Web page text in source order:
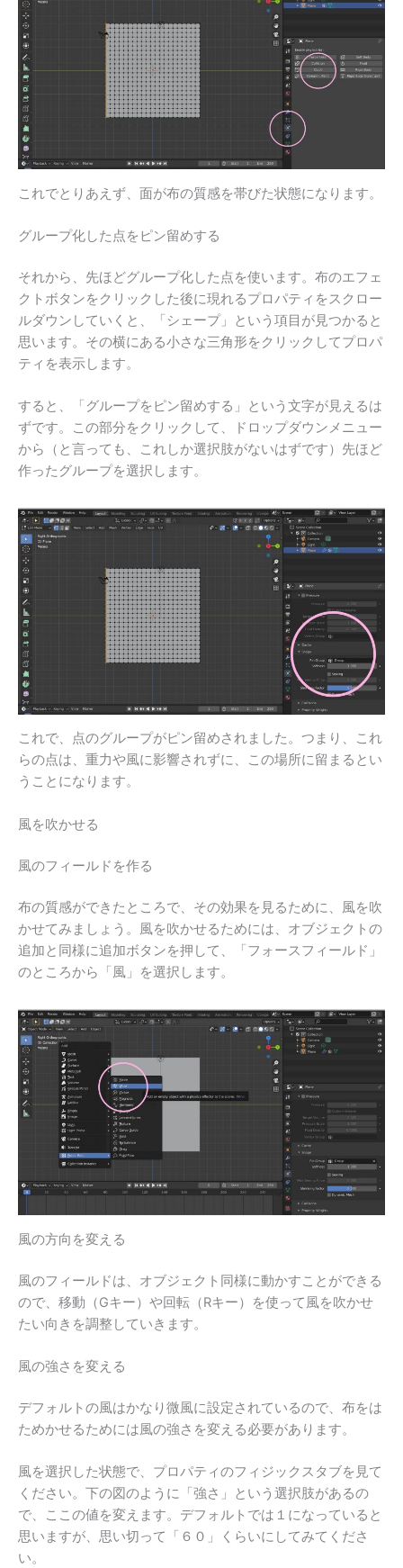
これでとりあえず、面が布の質感を帯びた状態になります。
グループ化した点をピン留めする
それから、先ほどグループ化した点を使います。布のエフェ
クトボタンをクリックした後に現れるプロパティをスクロー
ルダウンしていくと、「シェープ」という項目が見つかると
思います。その横にある小さな三角形をクリックしてプロパ
ティを表示します。
すると、「グループをピン留めする」という文字が見えるは
ずです。この部分をクリックして、ドロップダウンメニュー
から（と言っても、これしか選択肢がないはずです）先ほど
作ったグループを選択します。
これで、点のグループがピン留めされました。つまり、これ
らの点は、重力や風に影響されずに、この場所に留まるとい
うことになります。
風を吹かせる
風のフィールドを作る
布の質感ができたところで、その効果を見るために、風を吹
かせてみましょう。風を吹かせるためには、オブジェクトの
追加と同様に追加ボタンを押して、「フォースフィールド」
のところから「風」を選択します。
風の方向を変える
風のフィールドは、オブジェクト同様に動かすことができる
ので、移動（Gキー）や回転（Rキー）を使って風を吹かせ
たい向きを調整していきます。
風の強さを変える
デフォルトの風はかなり微風に設定されているので、布をは
ためかせるためには風の強さを変える必要があります。
風を選択した状態で、プロパティのフィジックスタブを見て
ください。下の図のように「強さ」という選択肢があるの
で、ここの値を変えます。デフォルトでは１になっていると
思いますが、思い切って「６０」くらいにしてみてくださ
い。